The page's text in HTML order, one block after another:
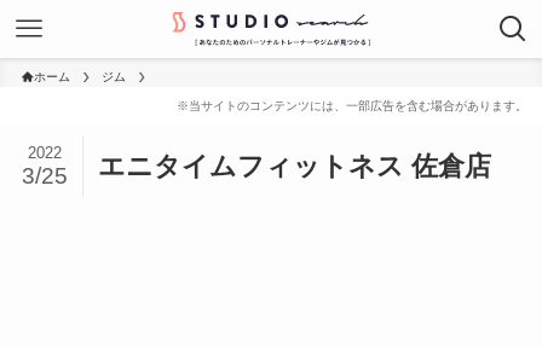
ホーム ジム
エニタイムフィットネス 佐倉店
2022
3/25